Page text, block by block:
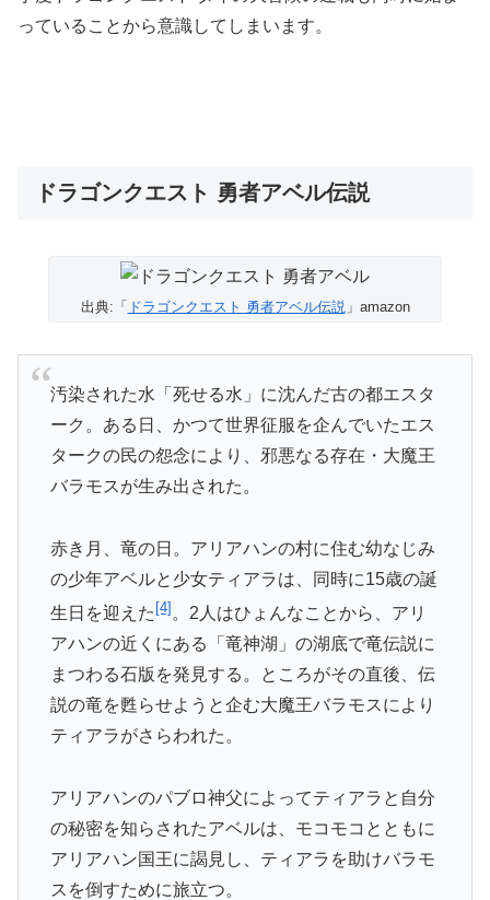
っていることから意識してしまいます。
ドラゴンクエスト 勇者アベル伝説
出典:「 ドラゴンクエスト 勇者アベル伝説 」amazon
汚染された水「死せる水」に沈んだ古の都エスタ
ーク。ある日、かつて世界征服を企んでいたエス
タークの民の怨念により、邪悪なる存在・大魔王
バラモスが生み出された。
赤き月、竜の日。アリアハンの村に住む幼なじみ
の少年アベルと少女ティアラは、同時に15歳の誕
生日を迎えた [4] 。2人はひょんなことから、アリ
アハンの近くにある「竜神湖」の湖底で竜伝説に
まつわる石版を発見する。ところがその直後、伝
説の竜を甦らせようと企む大魔王バラモスにより
ティアラがさらわれた。
アリアハンのパブロ神父によってティアラと自分
の秘密を知らされたアベルは、モコモコとともに
アリアハン国王に謁見し、ティアラを助けバラモ
スを倒すために旅立つ。